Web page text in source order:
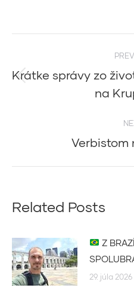
navigation
Krátke správy zo
na
Verbistom
Related Posts
Z
29. júla 2026